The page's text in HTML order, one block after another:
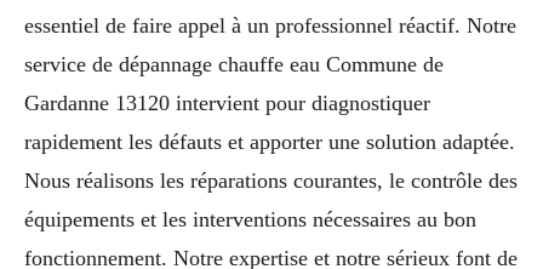
essentiel de faire appel à un professionnel réactif. Notre
service de dépannage chauffe eau Commune de
Gardanne 13120 intervient pour diagnostiquer
rapidement les défauts et apporter une solution adaptée.
Nous réalisons les réparations courantes, le contrôle des
équipements et les interventions nécessaires au bon
fonctionnement. Notre expertise et notre sérieux font de